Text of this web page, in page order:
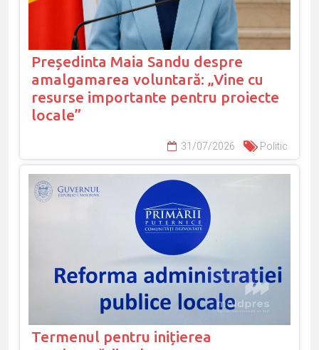
Președinta Maia Sandu despre
amalgamarea voluntară: „Vine cu
resurse importante pentru proiecte
locale”
31/07/2026 Politic
Termenul pentru inițierea